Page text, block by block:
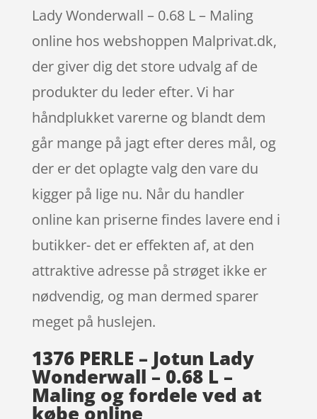
Lady Wonderwall – 0.68 L – Maling
online hos webshoppen Malprivat.dk,
der giver dig det store udvalg af de
produkter du leder efter. Vi har
håndplukket varerne og blandt dem
går mange på jagt efter deres mål, og
der er det oplagte valg den vare du
kigger på lige nu. Når du handler
online kan priserne findes lavere end i
butikker- det er effekten af, at den
attraktive adresse på strøget ikke er
nødvendig, og man dermed sparer
meget på huslejen.
1376 PERLE – Jotun Lady
Wonderwall – 0.68 L –
Maling og fordele ved at
købe online